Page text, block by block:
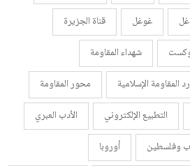
غوغل
قناة الجزيرة
شهداء المقاومة
رد المقاومة الإسلامية
محور المقاومة
التطبيع الإلكتروني
الأدب العبري
وفلسطين
أوروبا